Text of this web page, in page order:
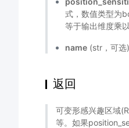
式，数值类型为
等于输出维度乘
name (str，可
返回
可变形感兴趣区域
等。如果